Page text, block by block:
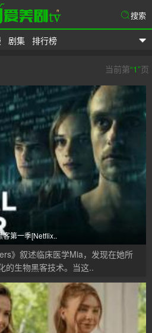
剧集 排行榜
搜索
当前第“1”页
客第一季[Netflix..
》叙述临床医学Mia，发现在她所
的生物黑客技术。当这..